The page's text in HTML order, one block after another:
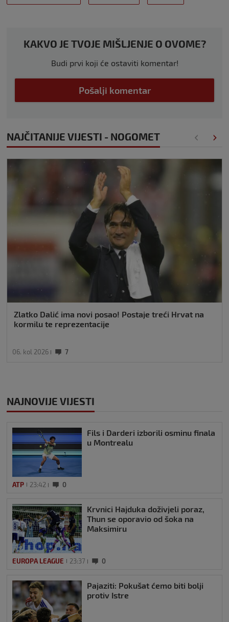
KAKVO JE TVOJE MIŠLJENJE O OVOME?
Budi prvi koji će ostaviti komentar!
Pošalji komentar
NAJČITANIJE VIJESTI - NOGOMET
Zlatko Dalić ima novi posao! Postaje treći Hrvat na
kormilu te reprezentacije
06. kol 2026 7
NAJNOVIJE VIJESTI
Fils i Darderi izborili osminu finala
u Montrealu
ATP 23:42 0
Krvnici Hajduka doživjeli poraz,
Thun se oporavio od šoka na
Maksimiru
EUROPA LEAGUE 23:37 0
Pajaziti: Pokušat ćemo biti bolji
protiv Istre